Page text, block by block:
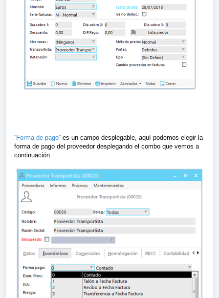
“Forma de pago” es un campo desplegable, aquí podemos elegir la
forma de pago del proveedor desplegando el combo que vemos a
continuación.